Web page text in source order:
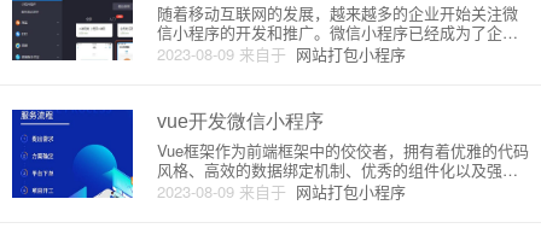
2023-08-09 来自于 网站打包小程序
随着移动互联网的发展，越来越多的企业开始关注微
信小程序的开发和推广。微信小程序已经成为了企业
宣传、服务、营销等多种功能的利器，不仅可以提升
企业的品牌形象和粉丝粘性，还可以实现更多的商业
势，有很多技术团队和服务公
vue开发微信小程序
2023-08-09 来自于 网站打包小程序
Vue框架作为前端框架中的佼佼者，拥有着优雅的代码
风格、高效的数据绑定机制、优秀的组件化以及强大
的工具库等特性，备受广大前端开发者的青睐。而微
信小程序，作为一种轻量级的应用形态，也迅速地走